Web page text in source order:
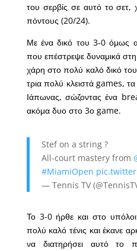
του σερβίς σε αυτό το σετ,
πόντους (20/24).
Με ένα δικό του 3-0 όμως
που επέστρεψε δυναμικά
χάρη στο πολύ καλό δικό
τρια πολύ κλειστά games,
Ιάπωνας, σώζοντας ένα
ακόμα δυο στο 3ο game.
Stef on a string ?
All-court mastery from
#MiamiOpen
— Tennis TV
Το 3-0 ήρθε και στο
πολύ καλό τένις και έκανε
να διατηρήσει αυτό το